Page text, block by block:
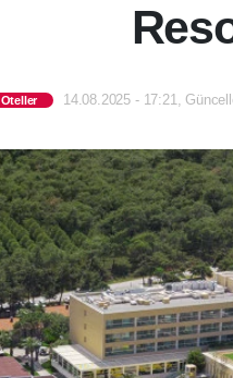
Oteller 14.08.2025 - 17:21,